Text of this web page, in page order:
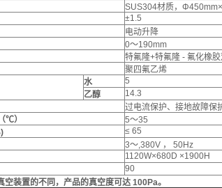
SUS304材质，
±1.5
电动升降
0～190mm
特氟隆+特氟隆 - 氟化橡
聚四氟乙烯
水
5
乙醇
14.3
过电流保护、接地故障保
℃）
5～35
≤ 65
3～,380V ， 50Hz
1120W×680D ×1900H
90
空装置的不同，产品的真空度可达 100Pa。